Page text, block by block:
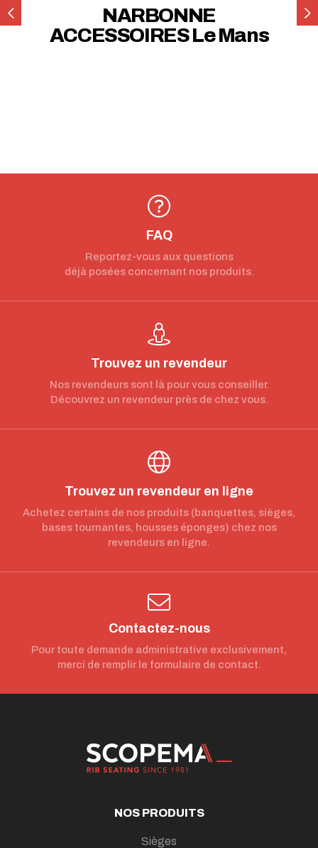
CAMPING-
CAR
DU
NARBONNE
ACCESSOIRES Le Mans
FAQ
Reportez-vous aux questions
déjà posées concernant nos produits.
Trouvez un revendeur
Nos revendeurs sont là pour vous conseiller.
Découvrez un revendeur près de chez vous.
Trouvez un revendeur en ligne
Achetez certains de nos produits (banquettes, sièges,
bases tournantes, housses éponges) chez nos
revendeurs en ligne.
Contactez-nous
Pour toute demande administrative exclusivement,
merci de remplir le formulaire de contact.
NOS PRODUITS
Sièges